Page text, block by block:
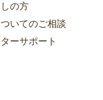
の方
いてのご相談
ーサポート